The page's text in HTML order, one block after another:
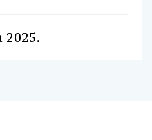
2025.